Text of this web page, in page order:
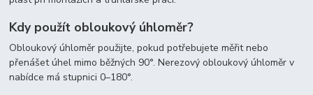
Kdy použít obloukový úhloměr?
Obloukový úhloměr použijte, pokud potřebujete měřit nebo
přenášet úhel mimo běžných 90°. Nerezový obloukový úhloměr v
nabídce má stupnici 0–180°.